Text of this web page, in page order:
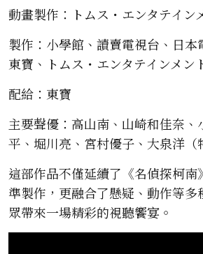
動畫製作：トムス・エンタテイン
製作：小學館、讀賣電視台、日本
東寶、トムス・エンタテインメン
配給：東寶
主要聲優：高山南、山崎和佳奈
平、堀川亮、宮村優子、大泉洋（
這部作品不僅延續了《名偵探柯南
準製作，更融合了懸疑、動作等
眾帶來一場精彩的視聽饗宴。